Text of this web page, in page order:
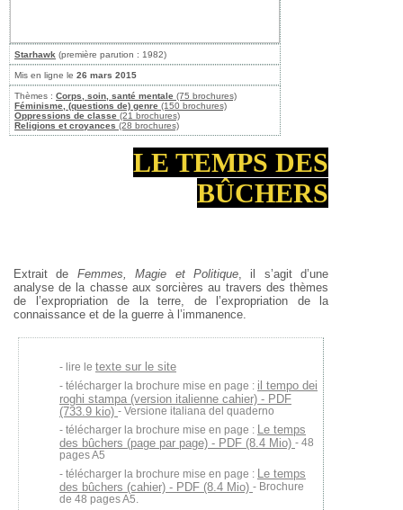
Starhawk (première parution : 1982)
Mis en ligne le 26 mars 2015
Thèmes : Corps, soin, santé mentale (75 brochures)
Féminisme, (questions de) genre (150 brochures)
Oppressions de classe (21 brochures)
Religions et croyances (28 brochures)
LE TEMPS DES
BÛCHERS
Extrait de Femmes, Magie et Politique, il s’agit d’une
analyse de la chasse aux sorcières au travers des thèmes
de l’expropriation de la terre, de l’expropriation de la
connaissance et de la guerre à l’immanence.
lire le texte sur le site
télécharger la brochure mise en page : il tempo dei
roghi stampa (version italienne cahier) - PDF
(733.9 kio) - Versione italiana del quaderno
télécharger la brochure mise en page : Le temps
des bûchers (page par page) - PDF (8.4 Mio) - 48
pages A5
télécharger la brochure mise en page : Le temps
des bûchers (cahier) - PDF (8.4 Mio) - Brochure
de 48 pages A5.